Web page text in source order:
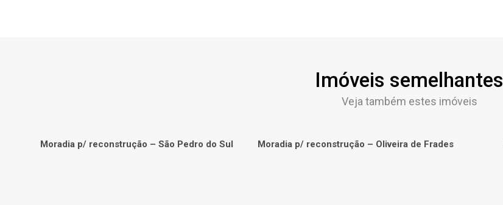
Imóveis semelhantes
Veja também estes imóveis
Moradia p/ reconstrução – São Pedro do Sul Moradia p/ reconstrução – Oliveira de Frades